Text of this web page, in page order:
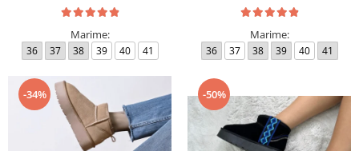
Marime:
36 37 38 39 40 41
Marime:
36 37 38 39 40 41
-34% -50%